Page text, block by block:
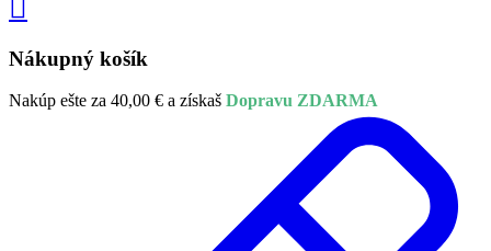
Nákupný košík
Nakúp ešte za 40,00 € a získaš Dopravu ZDARMA